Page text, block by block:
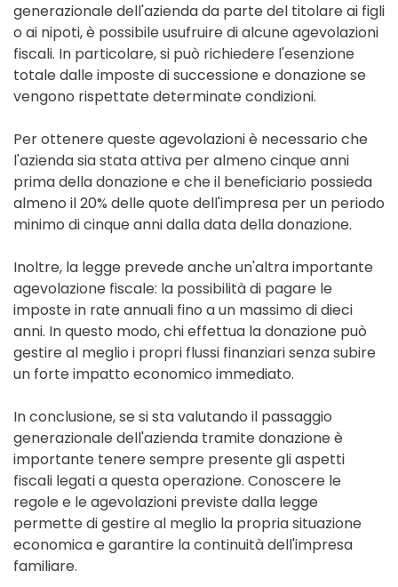
generazionale dell'azienda da parte del titolare ai figli
o ai nipoti, è possibile usufruire di alcune agevolazioni
fiscali. In particolare, si può richiedere l'esenzione
totale dalle imposte di successione e donazione se
vengono rispettate determinate condizioni.
Per ottenere queste agevolazioni è necessario che
l'azienda sia stata attiva per almeno cinque anni
prima della donazione e che il beneficiario possieda
almeno il 20% delle quote dell'impresa per un periodo
minimo di cinque anni dalla data della donazione.
Inoltre, la legge prevede anche un'altra importante
agevolazione fiscale: la possibilità di pagare le
imposte in rate annuali fino a un massimo di dieci
anni. In questo modo, chi effettua la donazione può
gestire al meglio i propri flussi finanziari senza subire
un forte impatto economico immediato.
In conclusione, se si sta valutando il passaggio
generazionale dell'azienda tramite donazione è
importante tenere sempre presente gli aspetti
fiscali legati a questa operazione. Conoscere le
regole e le agevolazioni previste dalla legge
permette di gestire al meglio la propria situazione
economica e garantire la continuità dell'impresa
familiare.